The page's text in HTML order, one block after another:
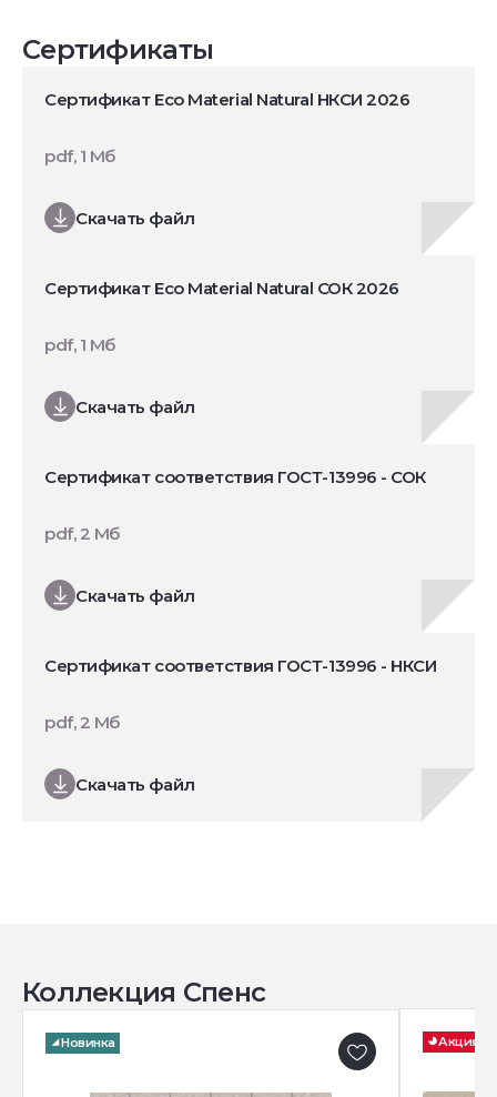
Сертификаты
Сертификат Eco Material Natural НКСИ 2026
Скачать файл
pdf, 1 Мб
Сертификат Eco Material Natural СОК 2026
Скачать файл
pdf, 1 Мб
Сертификат соответствия ГОСТ-13996 - СОК
Скачать файл
pdf, 2 Мб
Сертификат соответствия ГОСТ-13996 - НКСИ
Скачать файл
pdf, 2 Мб
Коллекция Спенс
Новинка Акция